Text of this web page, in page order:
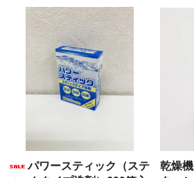
パワースティック（ステ
乾燥